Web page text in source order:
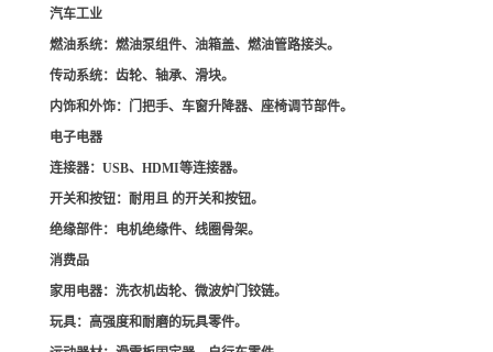
汽车工业
燃油系统：燃油泵组件、油箱盖、燃油管路接头。
传动系统：齿轮、轴承、滑块。
内饰和外饰：门把手、车窗升降器、座椅调节部件。
电子电器
连接器：USB、HDMI等连接器。
开关和按钮：耐用且 的开关和按钮。
绝缘部件：电机绝缘件、线圈骨架。
消费品
家用电器：洗衣机齿轮、微波炉门铰链。
玩具：高强度和耐磨的玩具零件。